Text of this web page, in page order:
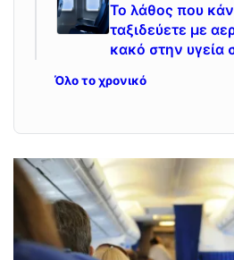
Το λάθος που
ταξιδεύετε με
κακό στην υγεία
Όλο το χρονικό